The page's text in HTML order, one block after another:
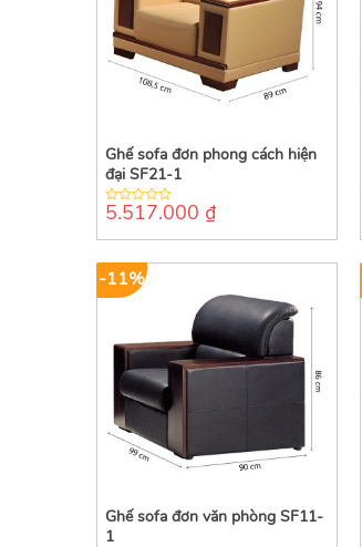
Ghế sofa đơn phong cách hiện
đại SF21-1
0
of
5.517.000 ₫
-11%
Ghế sofa đơn văn phòng SF11-
1